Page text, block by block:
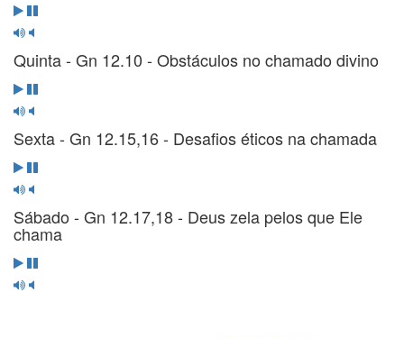
Quinta - Gn 12.10 - Obstáculos no chamado divino
Sexta - Gn 12.15,16 - Desafios éticos na chamada
Sábado - Gn 12.17,18 - Deus zela pelos que Ele
chama